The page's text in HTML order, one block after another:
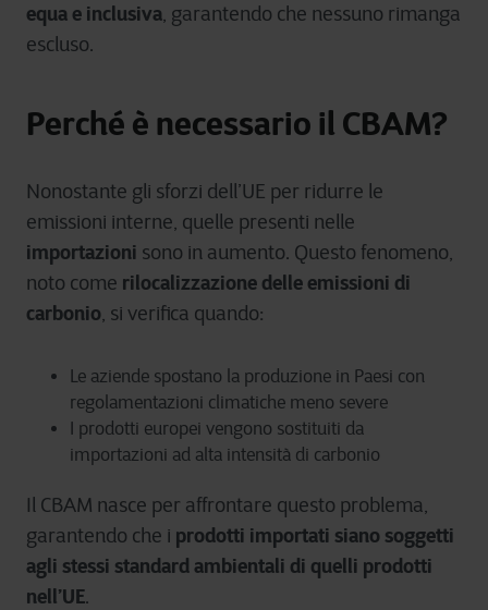
equa e inclusiva, garantendo che nessuno rimanga
escluso.
Perché è necessario il CBAM?
Nonostante gli sforzi dell’UE per ridurre le
emissioni interne, quelle presenti nelle
importazioni sono in aumento. Questo fenomeno,
noto come rilocalizzazione delle emissioni di
carbonio, si verifica quando:
Le aziende spostano la produzione in Paesi con
regolamentazioni climatiche meno severe
I prodotti europei vengono sostituiti da
importazioni ad alta intensità di carbonio
Il CBAM nasce per affrontare questo problema,
garantendo che i prodotti importati siano soggetti
agli stessi standard ambientali di quelli prodotti
nell’UE.